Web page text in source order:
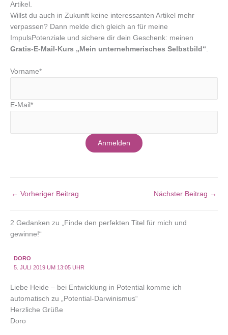
Artikel.
Willst du auch in Zukunft keine interessanten Artikel mehr
verpassen? Dann melde dich gleich an für meine
ImpulsPotenziale und sichere dir dein Geschenk: meinen
Gratis-E-Mail-Kurs „Mein unternehmerisches Selbstbild“.
Vorname*
E-Mail*
Anmelden
← Vorheriger Beitrag Nächster Beitrag →
2 Gedanken zu „Finde den perfekten Titel für mich und
gewinne!“
DORO
5. JULI 2019 UM 13:05 UHR
Liebe Heide – bei Entwicklung in Potential komme ich
automatisch zu „Potential-Darwinismus“
Herzliche Grüße
Doro